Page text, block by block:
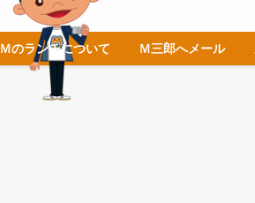
Ｍのランチについて Ｍ三郎へメール